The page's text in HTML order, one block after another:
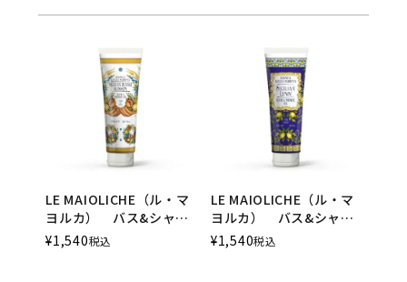
LE MAIOLICHE（ル・マ
ヨルカ） バス&シャワ
ージェル Sicilian
Orange Blossom（シチ
¥1,540税込
LE MAIOLICHE（ル・マ
ヨルカ） バス&シャワ
ージェル Sicilian
Lemon（シチリアンレ
¥1,540税込